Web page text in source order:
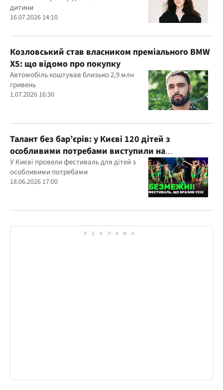
дитини
16.07.2026 14:10
Козловський став власником преміального BMW
X5: що відомо про покупку
Автомобіль коштував близько 2,9 млн
гривень
1.07.2026 16:30
Талант без бар’єрів: у Києві 120 дітей з
особливими потребами виступили на
всеукраїнському фестивалі
У Києві провели фестиваль для дітей з
особливими потребами
18.06.2026 17:00